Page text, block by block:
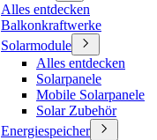
Alles entdecken
Balkonkraftwerke
Solarmodule
Alles entdecken
Solarpanele
Mobile Solarpanele
Solar Zubehör
Energiespeicher